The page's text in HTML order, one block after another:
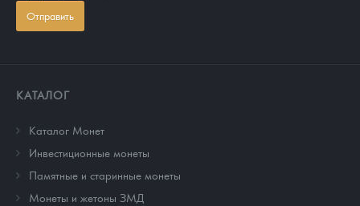
Отправить
КАТАЛОГ
Каталог Монет
Инвестиционные монеты
Памятные и старинные монеты
Монеты и жетоны ЗМД